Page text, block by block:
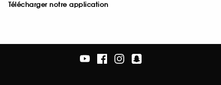
Télécharger notre application